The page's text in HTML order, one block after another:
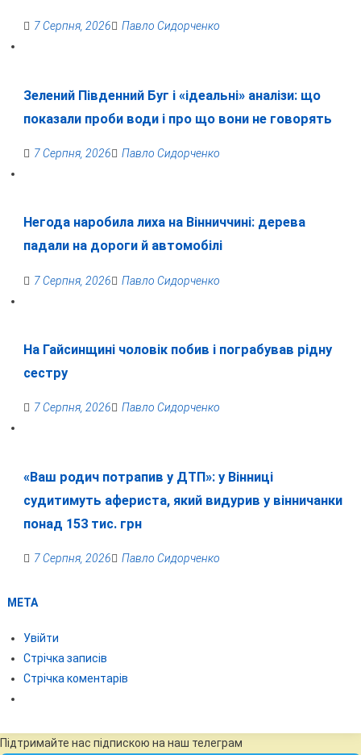
7 Серпня, 2026 Павло Сидорченко
Зелений Південний Буг і «ідеальні» аналізи: що
показали проби води і про що вони не говорять
7 Серпня, 2026 Павло Сидорченко
Негода наробила лиха на Вінниччині: дерева
падали на дороги й автомобілі
7 Серпня, 2026 Павло Сидорченко
На Гайсинщині чоловік побив і пограбував рідну
сестру
7 Серпня, 2026 Павло Сидорченко
«Ваш родич потрапив у ДТП»: у Вінниці
судитимуть афериста, який видурив у вінничанки
понад 153 тис. грн
7 Серпня, 2026 Павло Сидорченко
МЕТА
Увійти
Стрічка записів
Стрічка коментарів
Підтримайте нас підпискою на наш телеграм